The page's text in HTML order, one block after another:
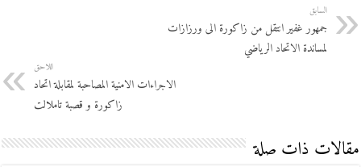
السابق
جمهور غفير انتقل من زاكورة الى ورزازات
لمساندة الاتحاد الرياضي
اللاحق
الاجراءات الامنية المصاحبة لمقابلة اتحاد
زاكورة و قصبة تاملالت
مقالات ذات صلة